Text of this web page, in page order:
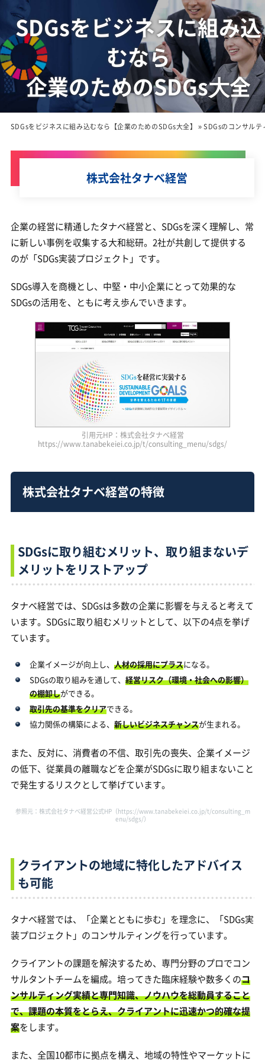
SDGsをビジネスに組み込
むなら
企業のためのSDGs⼤全
SDGsをビジネスに組み込むなら【企業のためのSDGs大全】 »SDGsのコンサル
株式会社タナベ経営
企業の経営に精通したタナベ経営と、SDGsを深く理解し、常
に新しい事例を収集する大和総研。2社が共創して提供する
のが「SDGs実装プロジェクト」です。
SDGs導入を商機とし、中堅・中小企業にとって効果的な
SDGsの活用を、ともに考え歩んでいきます。
引用元HP：株式会社タナベ経営
https://www.tanabekeiei.co.jp/t/consulting_menu/sdgs/
株式会社タナベ経営の特徴
SDGsに取り組むメリット、取り組まないデ
メリットをリストアップ
タナベ経営では、SDGsは多数の企業に影響を与えると考えて
います。SDGsに取り組むメリットとして、以下の4点を挙げ
ています。
企業イメージが向上し、 人材の採用にプラスになる。
SDGsの取り組みを通して、 経営リスク（環境・社会への影響）
の棚卸しができる。
取引先の基準をクリアできる。
協力関係の構築による、 新しいビジネスチャンスが生まれる。
また、反対に、消費者の不信、取引先の喪失、企業イメージ
の低下、従業員の離職などを企業がSDGsに取り組まないこと
で発生するリスクとして挙げています。
参照元：株式会社タナベ経営公式HP（https://www.tanabekeiei.co.jp/t/consulting_m
enu/sdgs/）
クライアントの地域に特化したアドバイス
も可能
タナベ経営では、「企業とともに歩む」を理念に、「SDGs実
装プロジェクト」のコンサルティングを行っています。
クライアントの課題を解決するため、専門分野のプロでコン
サルタントチームを編成。培ってきた臨床経験や数多くのコ
ンサルティング実績と専門知識、ノウハウを総動員すること
で、課題の本質をとらえ、クライアントに迅速かつ的確な提
案をします。
また、全国10都市に拠点を構え、地域の特性やマーケットに